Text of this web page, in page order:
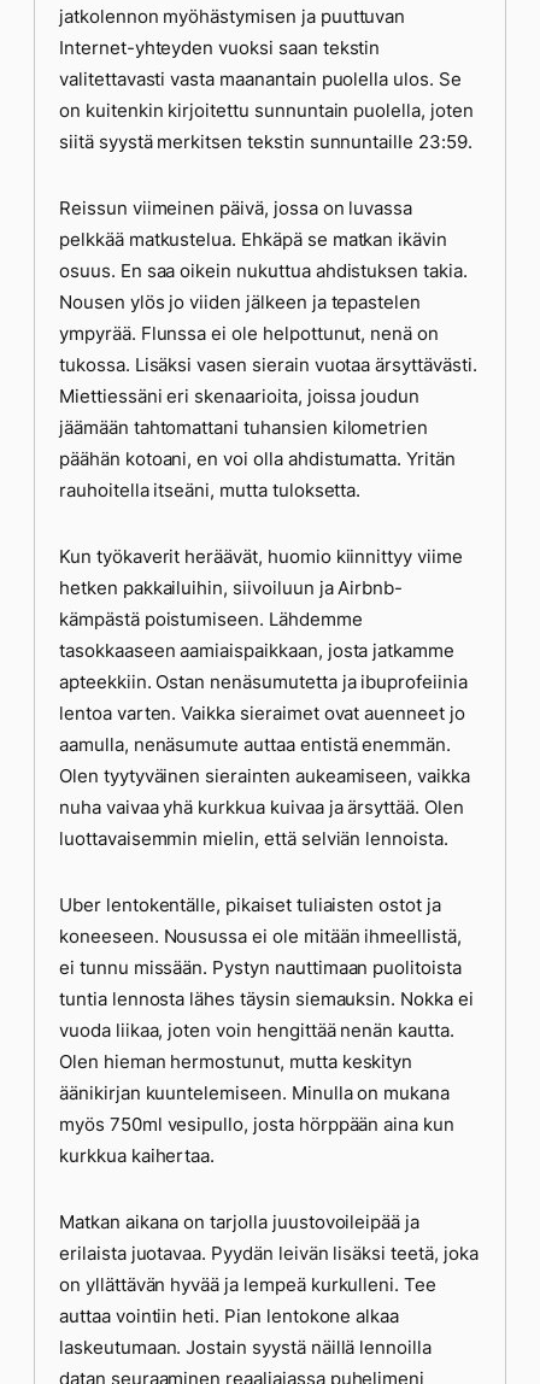
jatkolennon myöhästymisen ja puuttuvan
Internet-yhteyden vuoksi saan tekstin
valitettavasti vasta maanantain puolella ulos. Se
on kuitenkin kirjoitettu sunnuntain puolella, joten
siitä syystä merkitsen tekstin sunnuntaille 23:59.
Reissun viimeinen päivä, jossa on luvassa
pelkkää matkustelua. Ehkäpä se matkan ikävin
osuus. En saa oikein nukuttua ahdistuksen takia.
Nousen ylös jo viiden jälkeen ja tepastelen
ympyrää. Flunssa ei ole helpottunut, nenä on
tukossa. Lisäksi vasen sierain vuotaa ärsyttävästi.
Miettiessäni eri skenaarioita, joissa joudun
jäämään tahtomattani tuhansien kilometrien
päähän kotoani, en voi olla ahdistumatta. Yritän
rauhoitella itseäni, mutta tuloksetta.
Kun työkaverit heräävät, huomio kiinnittyy viime
hetken pakkailuihin, siivoiluun ja Airbnb-
kämpästä poistumiseen. Lähdemme
tasokkaaseen aamiaispaikkaan, josta jatkamme
apteekkiin. Ostan nenäsumutetta ja ibuprofeiinia
lentoa varten. Vaikka sieraimet ovat auenneet jo
aamulla, nenäsumute auttaa entistä enemmän.
Olen tyytyväinen sierainten aukeamiseen, vaikka
nuha vaivaa yhä kurkkua kuivaa ja ärsyttää. Olen
luottavaisemmin mielin, että selviän lennoista.
Uber lentokentälle, pikaiset tuliaisten ostot ja
koneeseen. Nousussa ei ole mitään ihmeellistä,
ei tunnu missään. Pystyn nauttimaan puolitoista
tuntia lennosta lähes täysin siemauksin. Nokka ei
vuoda liikaa, joten voin hengittää nenän kautta.
Olen hieman hermostunut, mutta keskityn
äänikirjan kuuntelemiseen. Minulla on mukana
myös 750ml vesipullo, josta hörppään aina kun
kurkkua kaihertaa.
Matkan aikana on tarjolla juustovoileipää ja
erilaista juotavaa. Pyydän leivän lisäksi teetä, joka
on yllättävän hyvää ja lempeä kurkulleni. Tee
auttaa vointiin heti. Pian lentokone alkaa
laskeutumaan. Jostain syystä näillä lennoilla
datan seuraaminen reaaliajassa puhelimeni